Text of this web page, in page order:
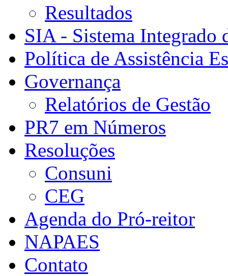
Resultados
SIA - Sistema Integrado
Política de Assistência
Governança
Relatórios de Gestão
PR7 em Números
Resoluções
Consuni
CEG
Agenda do Pró-reitor
NAPAES
Contato